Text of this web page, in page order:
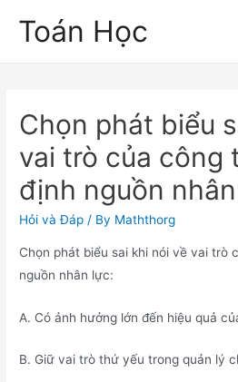
Toán Học
Chọn phát biểu
vai trò của công
định nguồn
Hỏi và Đáp / By Maththorg
Chọn phát biểu sai khi nói về vai trò
nguồn nhân lực:
A. Có ảnh hưởng lớn đến hiệu quả
B. Giữ vai trò thứ yếu trong quản lý